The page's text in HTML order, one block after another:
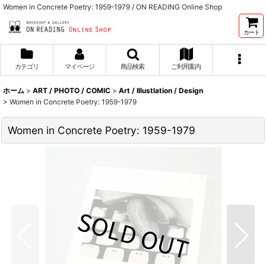
Women in Concrete Poetry: 1959-1979 / ON READING Online Shop
カート
カテゴリ マイページ 商品検索 ご利用案内
ホーム > ART / PHOTO / COMIC > Art / Illustlation / Design
> Women in Concrete Poetry: 1959-1979
Women in Concrete Poetry: 1959-1979